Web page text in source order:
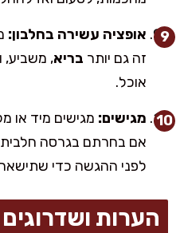
אופציה עשירה בחלבון:
זה גם יותר בריא, משביע,
אוכל.
מגישים: מגישים מיד או
אם בחרתם בגרסה
לפני ההגשה כדי
הערות ושדרוגים